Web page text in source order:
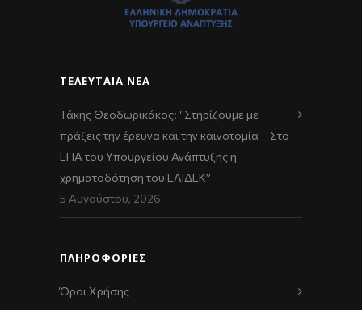
ΤΕΛΕΥΤΑΊΑ ΝΈΑ
Τάκης Θεοδωρικάκος: “Στηρίζουμε με
πράξεις την έρευνα και την καινοτομία – Στο
ΕΠΑ του Υπουργείου Ανάπτυξης η
χρηματοδότηση του ΕΛΙΔΕΚ”
5 Αυγούστου, 2026
ΠΛΗΡΟΦΟΡΙΕΣ
Όροι Χρήσης